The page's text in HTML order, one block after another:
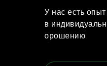
У нас есть
в
орошению.